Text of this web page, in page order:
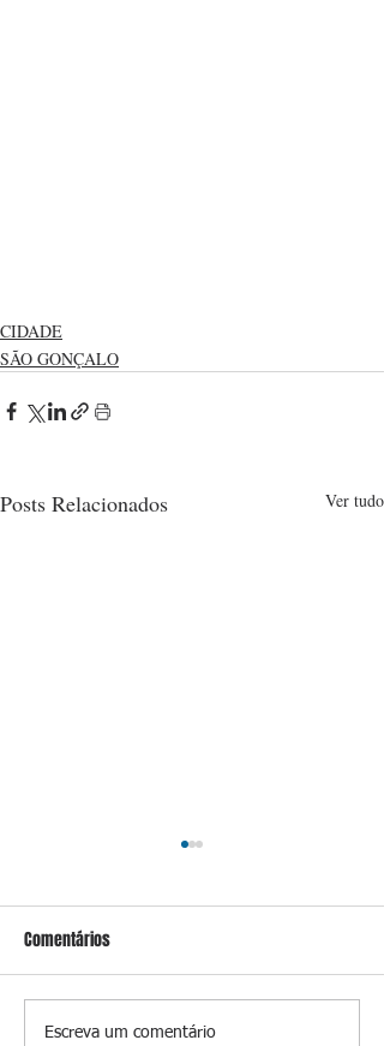
CIDADE
SÃO GONÇALO
Posts Relacionados Ver tudo
Homens são presos com
Comentários
Escreva um comentário